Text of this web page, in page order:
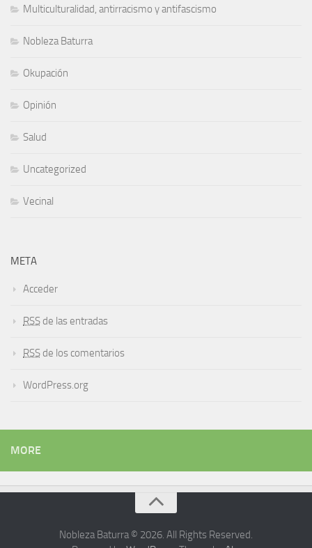
Multiculturalidad, antirracismo y antifascismo
Nobleza Baturra
Okupación
Opinión
Salud
Uncategorized
Vecinal
META
Acceder
RSS de las entradas
RSS de los comentarios
WordPress.org
MORE
Nobleza Baturra © 2026. All Rights Reserved.